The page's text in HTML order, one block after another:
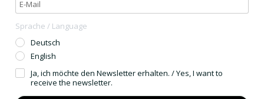
Sprache / Language
Deutsch
English
Ja, ich möchte den Newsletter erhalten. / Yes, I want to
receive the newsletter.